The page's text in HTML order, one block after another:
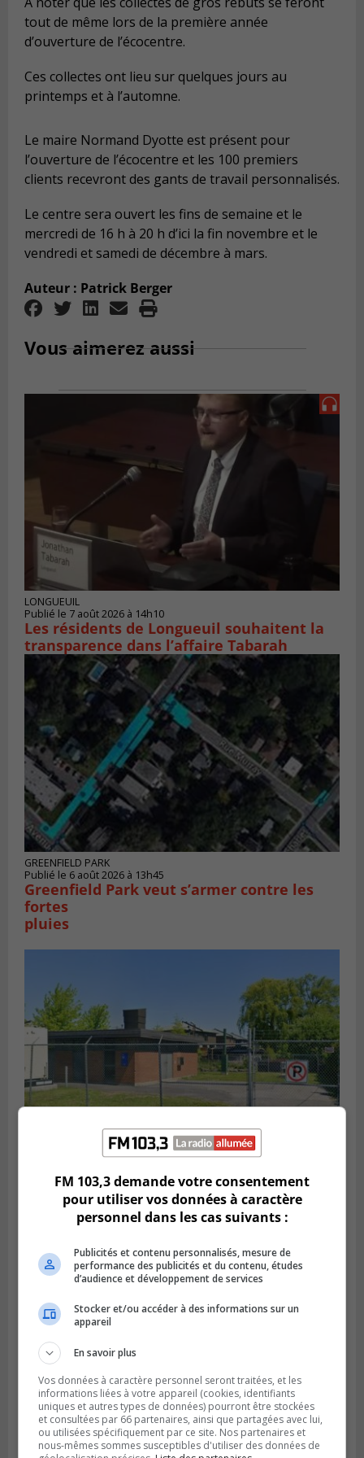
tout de même lors de la première année
d’ouverture de l’écocentre.
Ces collectes ont lieu sur quelques jours au
printemps et à l’automne.
Le maire Normand Dyotte est présent pour
l’ouverture de l’écocentre et les 100 premiers
clients recevront des gants de travail personnalisés.
Le centre sera ouvert les fins de semaine et le
mercredi de 16 h à 20 h d’ici la fin novembre et le
vendredi et samedi de décembre à mars.
Auteur : Patrick Berger
Vous aimerez aussi
LONGUEUIL
Publié le 7 août 2026 à 14h10
Les résidents de Longueuil souhaitent la
transparence dans l’affaire Tabarah
GREENFIELD PARK
Publié le 6 août 2026 à 13h45
Greenfield Park veut s’armer contre les
fortes
pluies
Longueuil injecte 1,5 M$ pour moderniser
deux stations de pompage
LA PRAIRIE
Publié le 5 août 2026 à 11h59
La Prairie loue des espaces de glace
FM 103,3 demande votre consentement
pour utiliser vos données à caractère
personnel dans les cas suivants :
Publicités et contenu personnalisés, mesure de
performance des publicités et du contenu, études
d’audience et développement de services
Stocker et/ou accéder à des informations sur un
appareil
En savoir plus
Vos données à caractère personnel seront traitées, et les
informations liées à votre appareil (cookies, identifiants
uniques et autres types de données) pourront être stockées
et consultées par 66 partenaires, ainsi que partagées avec lui,
ou utilisées spécifiquement par ce site. Nos partenaires et
nous-mêmes sommes susceptibles d'utiliser des données de